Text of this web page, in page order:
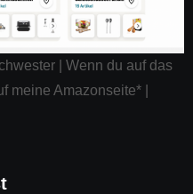
| Wenn du auf das
meine Amazonseite* |